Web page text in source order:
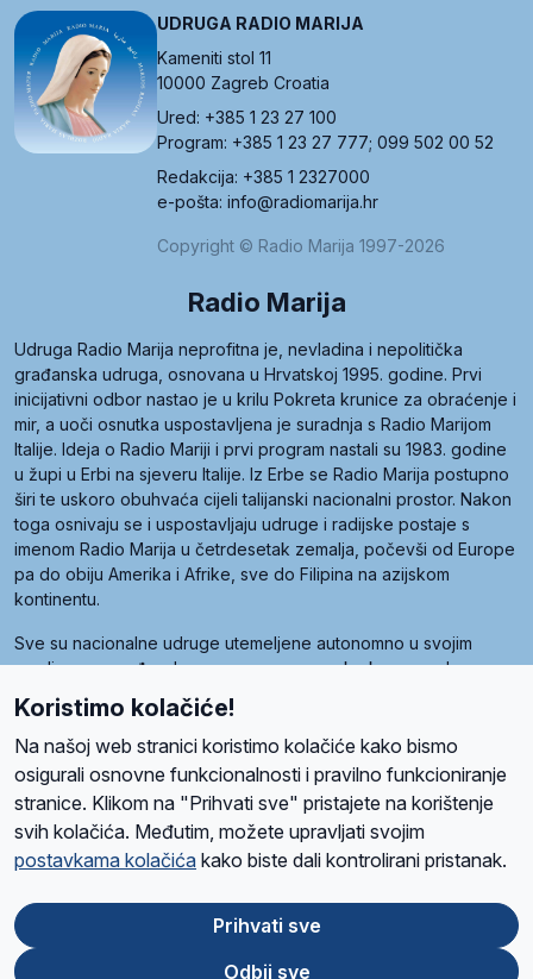
UDRUGA RADIO MARIJA
Kameniti stol 11
10000 Zagreb Croatia
Ured: +385 1 23 27 100
Program: +385 1 23 27 777; 099 502 00 52
Redakcija: +385 1 2327000
e-pošta: info@radiomarija.hr
Copyright © Radio Marija 1997-2026
Radio Marija
Udruga Radio Marija neprofitna je, nevladina i nepolitička
građanska udruga, osnovana u Hrvatskoj 1995. godine. Prvi
inicijativni odbor nastao je u krilu Pokreta krunice za obraćenje i
mir, a uoči osnutka uspostavljena je suradnja s Radio Marijom
Italije. Ideja o Radio Mariji i prvi program nastali su 1983. godine
u župi u Erbi na sjeveru Italije. Iz Erbe se Radio Marija postupno
širi te uskoro obuhvaća cijeli talijanski nacionalni prostor. Nakon
toga osnivaju se i uspostavljaju udruge i radijske postaje s
imenom Radio Marija u četrdesetak zemalja, počevši od Europe
pa do obiju Amerika i Afrike, sve do Filipina na azijskom
kontinentu.
Sve su nacionalne udruge utemeljene autonomno u svojim
zemljama, a međusobna su povezane preko krovne udruge
pod nazivom Svjetska obitelj Radio Marije (World Family of
Radio Maria). Svjetsku obitelj utemeljilo je sedam članica, među
kojima je i hrvatska Udruga Radio Marija.
O namaRadio ProgramVolonteriPrijateljiKontaktPravila privatnosti
Ova stranica je zaštićena Google reCAPTCHA sustavom
Google
Koristimo kolačiće!
Na našoj web stranici koristimo kolačiće kako bismo
osigurali osnovne funkcionalnosti i pravilno funkcioniranje
stranice. Klikom na "Prihvati sve" pristajete na korištenje
svih kolačića. Međutim, možete upravljati svojim
postavkama kolačića kako biste dali kontrolirani pristanak.
Prihvati sve
Odbij sve